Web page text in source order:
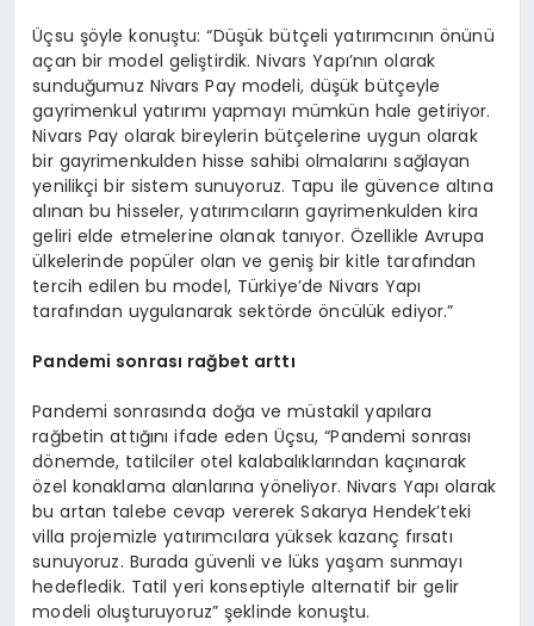
Üçsu şöyle konuştu: “Düşük bütçeli yatırımcının önünü
açan bir model geliştirdik. Nivars Yapı’nın olarak
sunduğumuz Nivars Pay modeli, düşük bütçeyle
gayrimenkul yatırımı yapmayı mümkün hale getiriyor.
Nivars Pay olarak bireylerin bütçelerine uygun olarak
bir gayrimenkulden hisse sahibi olmalarını sağlayan
yenilikçi bir sistem sunuyoruz. Tapu ile güvence altına
alınan bu hisseler, yatırımcıların gayrimenkulden kira
geliri elde etmelerine olanak tanıyor. Özellikle Avrupa
ülkelerinde popüler olan ve geniş bir kitle tarafından
tercih edilen bu model, Türkiye’de Nivars Yapı
tarafından uygulanarak sektörde öncülük ediyor.”
Pandemi sonrası rağbet arttı
Pandemi sonrasında doğa ve müstakil yapılara
rağbetin attığını ifade eden Üçsu, “Pandemi sonrası
dönemde, tatilciler otel kalabalıklarından kaçınarak
özel konaklama alanlarına yöneliyor. Nivars Yapı olarak
bu artan talebe cevap vererek Sakarya Hendek’teki
villa projemizle yatırımcılara yüksek kazanç fırsatı
sunuyoruz. Burada güvenli ve lüks yaşam sunmayı
hedefledik. Tatil yeri konseptiyle alternatif bir gelir
modeli oluşturuyoruz” şeklinde konuştu.